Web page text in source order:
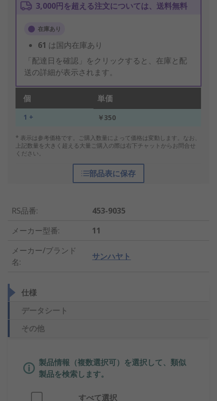
3,000円を超える注文については、送料無料
在庫あり
61 は国内在庫あり
「配達日を確認」をクリックすると、在庫と配
送の詳細が表示されます。
個 単価
1 + ￥350
* 表示は参考価格です。ご購入数量によって価格は変動します。なお、
上記数量を大きく超える大量ご購入の際は右下チャットからお問合せ
ください。
部品表に保存
RS品番:
453-9035
メーカー型番:
11
メーカー/ブランド
名:
サンハヤト
仕様
データシート
その他
製品情報（複数選択可）を選択して、類似
製品を検索します。
すべて選択